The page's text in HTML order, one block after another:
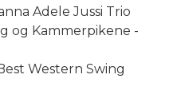
Adele Jussi Trio
og Kammerpikene -
Western Swing